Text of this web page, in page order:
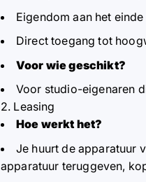
Eigendom aan het
Direct toegang tot
Voor wie geschikt?
Voor studio-eigenaren
2. Leasing
Hoe werkt het?
Je huurt de apparatuur
apparatuur teruggeven,